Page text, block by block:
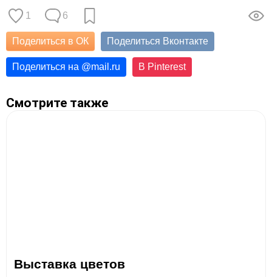
1 6
Поделиться в ОК Поделиться Вконтакте
Поделиться на @mail.ru В Pinterest
Смотрите также
Выставка цветов